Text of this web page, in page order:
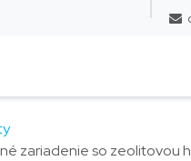
zariadenie so zeolitovou